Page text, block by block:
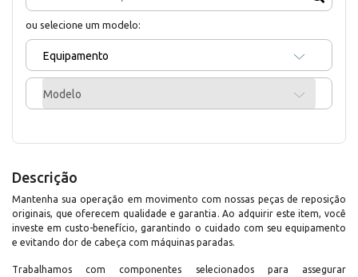
ou selecione um modelo:
Equipamento
Modelo
Descrição
Mantenha sua operação em movimento com nossas peças de reposição
originais, que oferecem qualidade e garantia. Ao adquirir este item, você
investe em custo-benefício, garantindo o cuidado com seu equipamento
e evitando dor de cabeça com máquinas paradas.
Trabalhamos com componentes selecionados para assegurar